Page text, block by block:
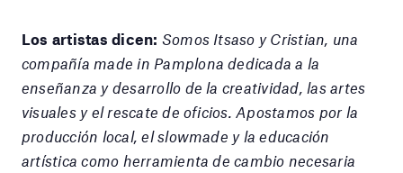
Los artistas dicen: Somos Itsaso y Cristian, una
compañía made in Pamplona dedicada a la
enseñanza y desarrollo de la creatividad, las artes
visuales y el rescate de oficios. Apostamos por la
producción local, el slowmade y la educación
artística como herramienta de cambio necesaria